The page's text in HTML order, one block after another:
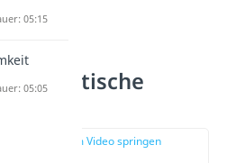
zur Stelle im Video springen
05:15
05:05